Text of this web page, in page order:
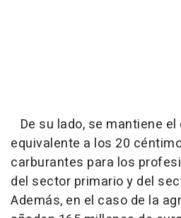
De su lado, se mantiene
equivalente a los 20
carburantes para los
del sector primario y del
Además, en el caso de la